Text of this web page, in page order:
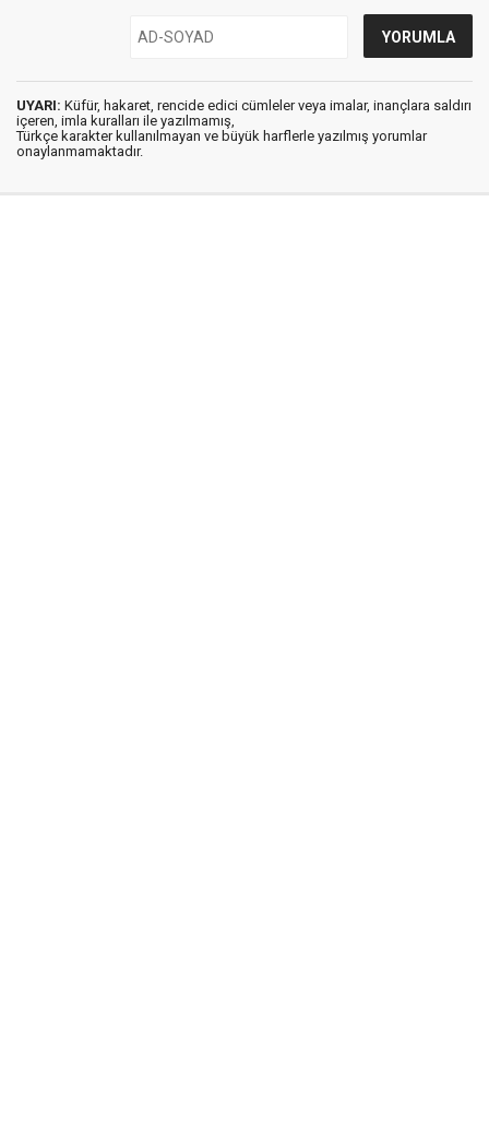
UYARI: Küfür, hakaret, rencide edici cümleler veya imalar, inançlara saldırı
içeren, imla kuralları ile yazılmamış,
Türkçe karakter kullanılmayan ve büyük harflerle yazılmış yorumlar
onaylanmamaktadır.